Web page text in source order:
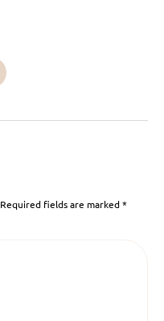
Required fields are marked*